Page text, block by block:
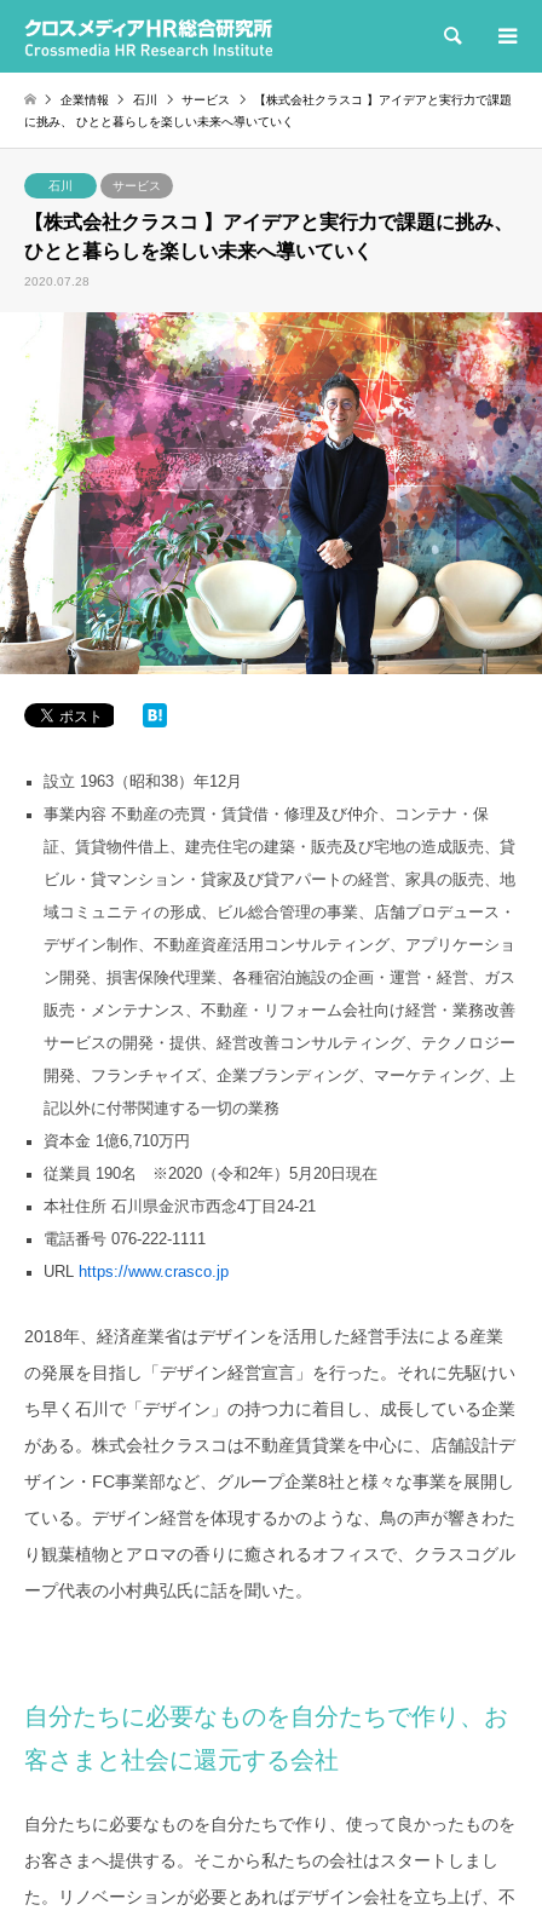
検索
企業情報 石川 サービス
【株式会社クラスコ 】アイデアと実行力で課題
に挑み、 ひとと暮らしを楽しい未来へ導いていく
石川 サービス
【株式会社クラスコ 】アイデアと実行力で課題に挑み、
ひとと暮らしを楽しい未来へ導いていく
2020.07.28
設立 1963（昭和38）年12月
事業内容 不動産の売買・賃貸借・修理及び仲介、コンテナ・保
証、賃貸物件借上、建売住宅の建築・販売及び宅地の造成販売、貸
ビル・貸マンション・貸家及び貸アパートの経営、家具の販売、地
域コミュニティの形成、ビル総合管理の事業、店舗プロデュース・
デザイン制作、不動産資産活用コンサルティング、アプリケーショ
ン開発、損害保険代理業、各種宿泊施設の企画・運営・経営、ガス
販売・メンテナンス、不動産・リフォーム会社向け経営・業務改善
サービスの開発・提供、経営改善コンサルティング、テクノロジー
開発、フランチャイズ、企業ブランディング、マーケティング、上
記以外に付帯関連する一切の業務
資本金 1億6,710万円
従業員 190名 ※2020（令和2年）5月20日現在
本社住所 石川県金沢市西念4丁目24-21
電話番号 076-222-1111
URL
https://www.crasco.jp
2018年、経済産業省はデザインを活用した経営手法による産業
の発展を目指し「デザイン経営宣言」を行った。それに先駆けい
ち早く石川で「デザイン」の持つ力に着目し、成長している企業
がある。株式会社クラスコは不動産賃貸業を中心に、店舗設計デ
ザイン・FC事業部など、グループ企業8社と様々な事業を展開し
ている。デザイン経営を体現するかのような、鳥の声が響きわた
り観葉植物とアロマの香りに癒されるオフィスで、クラスコグル
ープ代表の小村典弘氏に話を聞いた。
自分たちに必要なものを自分たちで作り、お
客さまと社会に還元する会社
自分たちに必要なものを自分たちで作り、使って良かったものを
お客さまへ提供する。そこから私たちの会社はスタートしまし
た。リノベーションが必要とあればデザイン会社を立ち上げ、不